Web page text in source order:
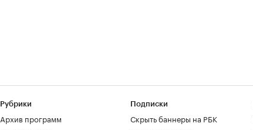
Рубрики
Архив программ
Подписки
Скрыть баннеры на РБК